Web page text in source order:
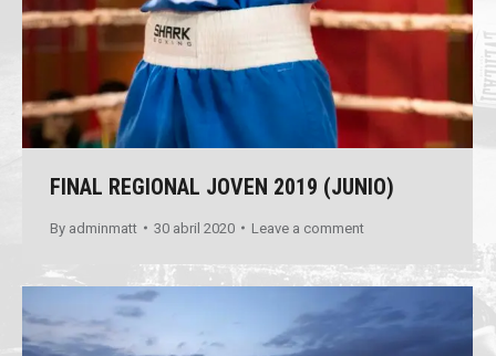
FINAL REGIONAL JOVEN 2019 (JUNIO)
By adminmatt 30 abril 2020 Leave a comment